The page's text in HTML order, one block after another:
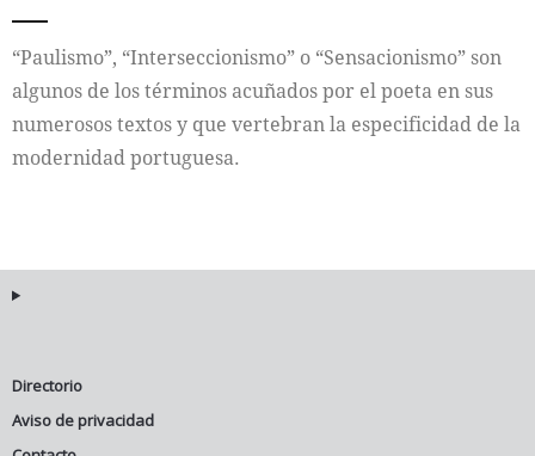
“Paulismo”, “Interseccionismo” o “Sensacionismo” son
algunos de los términos acuñados por el poeta en sus
numerosos textos y que vertebran la especificidad de la
modernidad portuguesa.
Directorio
Aviso de privacidad